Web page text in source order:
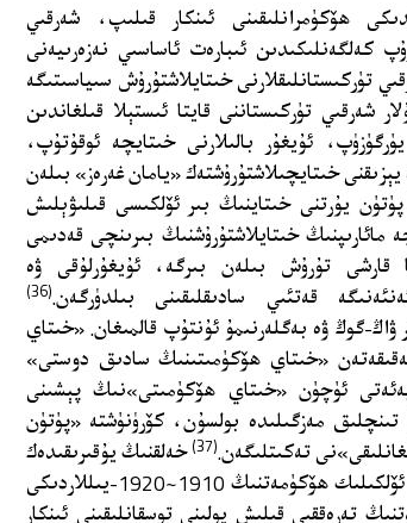
ھۆكۈمرانلىقىنى ئىنكار قىلىپ، شەرقىي
كەلگەنلىكىدىن ئىبارەت ئاساسىي نەزەرىيەنى
تۈركىستانلىقلارنى خىتايلاشتۇرۇش سىياسىتىگە
شەرقىي تۈركىستاننى قايتا ئىستېلا قىلغاندىن
ئۇيغۇر بالىلارنى خىتايچە ئوقۇتۇپ،
خىتايچىلاشتۇرۇشتەك «يامان غەرەز» بىلەن
يۇرتنى خىتاينىڭ بىر ئۆلكىسى قىلىۋېلىش
مائارىپنىڭ خىتايلاشتۇرۇشنىڭ بىرىنچى قەدىمى
قارشى تۇرۇش بىلەن بىرگە، ئۇيغۇرلۇقى ۋە
قەتئىي سادىقلىقىنى بىلدۈرگەن.(36)
گوڭ ۋە بەگلەرنىمۇ ئۇنتۇپ قالمىغان. «خىتاي
«خىتاي ھۆكۈمىتىنىڭ سادىق دوستى»
ئۈچۈن «خىتاي ھۆكۈمىتى»نىڭ پېشىنى
مەزگىلىدە بولسۇن، كۆرۈنۈشتە «پۈتۈن
تەكىتلىگەن.(37)
خەلقنىڭ يۇقىرىقىدەك
ئاساسىي پوزىتسىيەسىنى ئىپادىلەش بىلەن بىرگە، ئۆلكىلىك ھۆكۈمەتنىڭ 1910~1920-يىللاردىكى
تەرەققىي قىلىش يولىنى توسقانلىقىنى ئىنكار